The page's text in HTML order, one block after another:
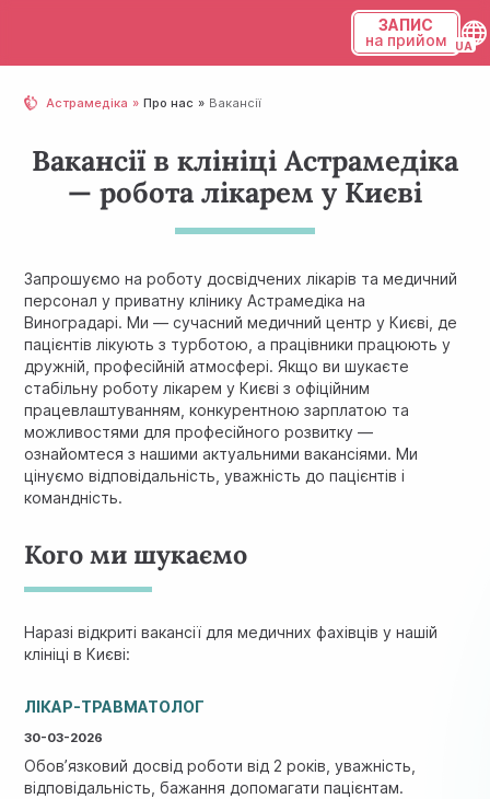
ЗАПИС
на прийом
Астрамедіка Про нас Вакансії
Вакансії в клініці Астрамедіка
— робота лікарем у Києві
Запрошуємо на роботу досвідчених лікарів та медичний
персонал у приватну клінику Астрамедіка на
Виноградарі. Ми — сучасний медичний центр у Києві, де
пацієнтів лікують з турботою, а працівники працюють у
дружній, професійній атмосфері. Якщо ви шукаєте
стабільну роботу лікарем у Києві з офіційним
працевлаштуванням, конкурентною зарплатою та
можливостями для професійного розвитку —
ознайомтеся з нашими актуальними вакансіями. Ми
цінуємо відповідальність, уважність до пацієнтів і
командність.
Кого ми шукаємо
Наразі відкриті вакансії для медичних фахівців у нашій
клініці в Києві:
ЛІКАР-ТРАВМАТОЛОГ
30-03-2026
Обов’язковий досвід роботи від 2 років, уважність,
відповідальність, бажання допомагати пацієнтам.